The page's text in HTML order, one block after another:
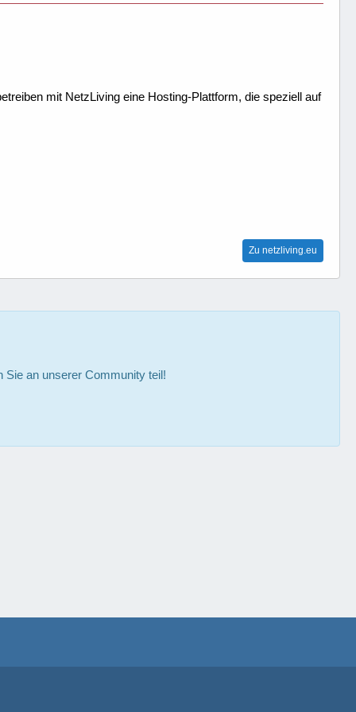
mit NetzLiving eine Hosting-Plattform, die speziell auf
Zu netzliving.eu
Sie an unserer Community teil!